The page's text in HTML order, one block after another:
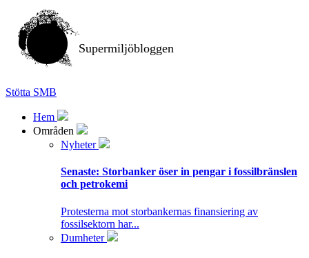
Supermiljöbloggen
Stötta SMB
Hem
Områden
Nyheter
Senaste: Storbanker öser in pengar i fossilbränslen
och petrokemi
Protesterna mot storbankernas finansiering av
fossilsektorn har...
Dumheter